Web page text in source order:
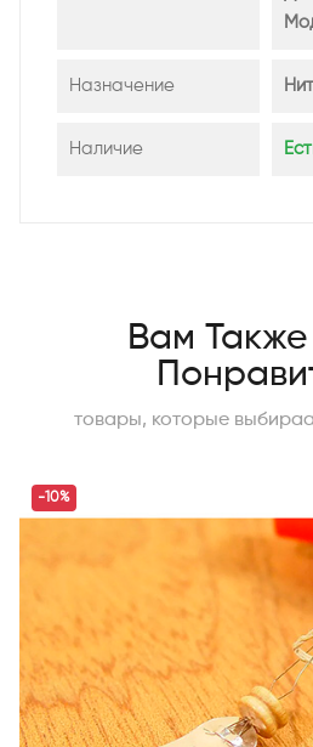
Назначение
Наличие
Вам Также
товары, которые
-10%